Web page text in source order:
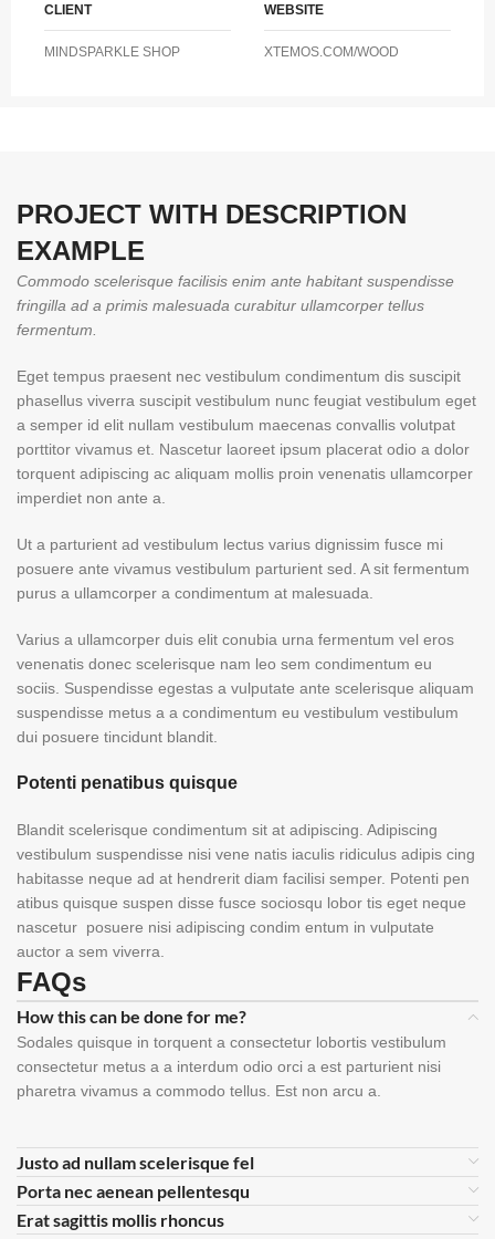
CLIENT
MINDSPARKLE SHOP
WEBSITE
XTEMOS.COM/WOOD
PROJECT WITH DESCRIPTION
EXAMPLE
Commodo scelerisque facilisis enim ante habitant suspendisse
fringilla ad a primis malesuada curabitur ullamcorper tellus
fermentum.
Eget tempus praesent nec vestibulum condimentum dis suscipit
phasellus viverra suscipit vestibulum nunc feugiat vestibulum eget
a semper id elit nullam vestibulum maecenas convallis volutpat
porttitor vivamus et. Nascetur laoreet ipsum placerat odio a dolor
torquent adipiscing ac aliquam mollis proin venenatis ullamcorper
imperdiet non ante a.
Ut a parturient ad vestibulum lectus varius dignissim fusce mi
posuere ante vivamus vestibulum parturient sed. A sit fermentum
purus a ullamcorper a condimentum at malesuada.
Varius a ullamcorper duis elit conubia urna fermentum vel eros
venenatis donec scelerisque nam leo sem condimentum eu
sociis. Suspendisse egestas a vulputate ante scelerisque aliquam
suspendisse metus a a condimentum eu vestibulum vestibulum
dui posuere tincidunt blandit.
Potenti penatibus quisque
Blandit scelerisque condimentum sit at adipiscing. Adipiscing
vestibulum suspendisse nisi vene natis iaculis ridiculus adipis cing
habitasse neque ad at hendrerit diam facilisi semper. Potenti pen
atibus quisque suspen disse fusce sociosqu lobor tis eget neque
nascetur posuere nisi adipiscing condim entum in vulputate
auctor a sem viverra.
FAQs
How this can be done for me?
Sodales quisque in torquent a consectetur lobortis vestibulum
consectetur metus a a interdum odio orci a est parturient nisi
pharetra vivamus a commodo tellus. Est non arcu a.
Justo ad nullam scelerisque fel
Porta nec aenean pellentesqu
Erat sagittis mollis rhoncus